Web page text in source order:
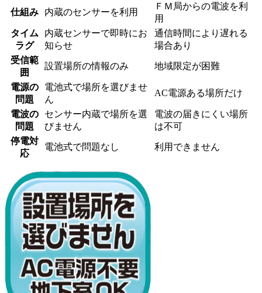
仕組み 内蔵のセンサーを利用
ＦＭ局からの電波を利
用
タイム
ラグ
内蔵センサーで即時にお
知らせ
通信時間により遅れる
場合あり
受信範
囲
設置場所の情報のみ 地域限定が困難
電源の
問題
電池式で場所を選びませ
ん
AC電源ある場所だけ
電波の
問題
センサー内蔵で場所を選
びません
電波の届きにくい場所
は不可
停電対
応
電池式で問題なし 利用できません